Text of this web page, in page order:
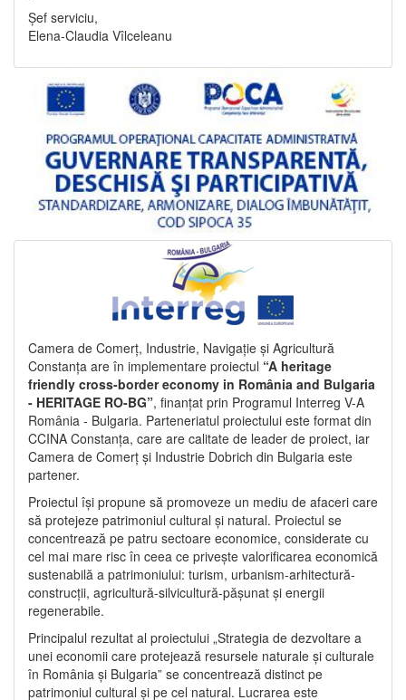
Șef serviciu,
Elena-Claudia Vîlceleanu
Camera de Comerț, Industrie, Navigație și Agricultură
Constanța are în implementare proiectul “A heritage
friendly cross-border economy in România and Bulgaria
- HERITAGE RO-BG”, finanțat prin Programul Interreg V-A
România - Bulgaria. Parteneriatul proiectului este format din
CCINA Constanța, care are calitate de leader de proiect, iar
Camera de Comerț și Industrie Dobrich din Bulgaria este
partener.
Proiectul își propune să promoveze un mediu de afaceri care
să protejeze patrimoniul cultural și natural. Proiectul se
concentrează pe patru sectoare economice, considerate cu
cel mai mare risc în ceea ce privește valorificarea economică
sustenabilă a patrimoniului: turism, urbanism-arhitectură-
construcții, agricultură-silvicultură-pășunat și energii
regenerabile.
Principalul rezultat al proiectului „Strategia de dezvoltare a
unei economii care protejează resursele naturale și culturale
în România și Bulgaria” se concentrează distinct pe
patrimoniul cultural și pe cel natural. Lucrarea este